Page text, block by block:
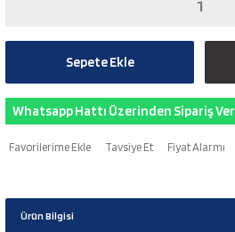
Sepete Ekle
Whatsapp Hattı Üzerinden Sipariş Ver
Tavsiye Et Fiyat Alarmı
Ürün Bilgisi